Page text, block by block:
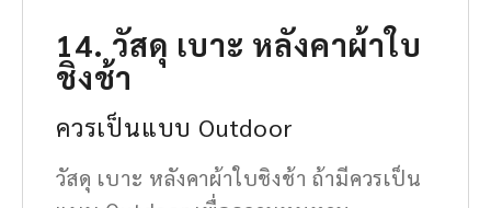
14. วัสดุ เบาะ หลังคาผ้าใบ
ชิงช้า
ควรเป็นแบบ Outdoor
วัสดุ เบาะ หลังคาผ้าใบชิงช้า ถ้ามีควรเป็น